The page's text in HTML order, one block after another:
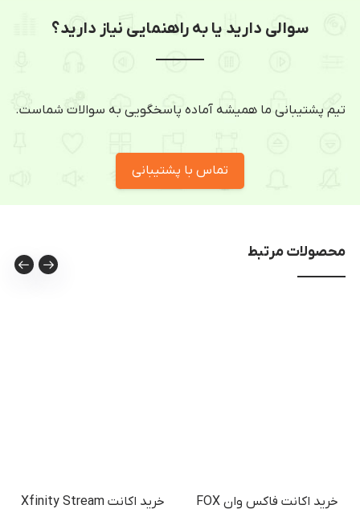
سوالی دارید یا به راهنمایی نیاز دارید؟
تیم پشتیبانی ما همیشه آماده پاسخگویی به سوالات شماست.
تماس با پشتیبانی
محصولات مرتبط
خرید اکانت فاکس وان FOX خرید اکانت Xfinity Stream